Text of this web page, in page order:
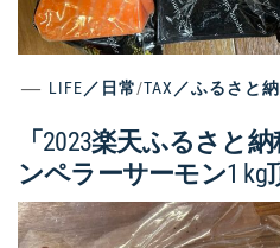
LIFE／日常/TAX／ふるさと
「2023楽天ふるさと
ンペラーサーモン1 kg